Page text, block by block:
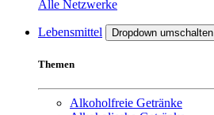
Alle Netzwerke
Lebensmittel Dropdown umschalten
Themen
Alkoholfreie Getränke